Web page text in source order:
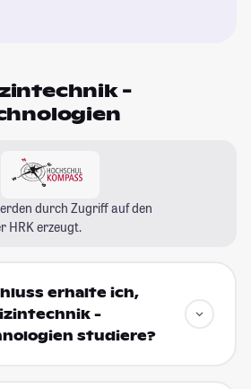
-
durch Zugriff auf den
HRK erzeugt.
erhalte ich,
-
studiere?